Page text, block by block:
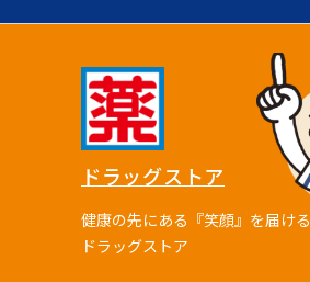
ドラッグストア
健康の先にある『笑顔』を届ける
ドラッグストア